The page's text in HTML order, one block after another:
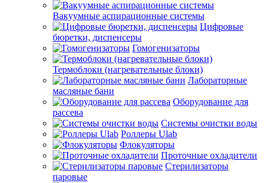
Вакуумные аспирационные системы
Цифровые
бюретки, диспенсеры
Гомогенизаторы
Термоблоки (нагревательные блоки)
Лабораторные
масляные бани
Оборудование для
рассева
Системы очистки воды
Роллеры Ulab
Флокуляторы
Проточные охладители
Стерилизаторы
паровые